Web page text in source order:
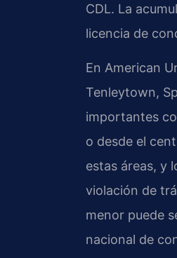
CDL. La
licencia de
En American
Tenleytown,
importantes
o desde el
estas áreas, y
violación de
menor puede
nacional de